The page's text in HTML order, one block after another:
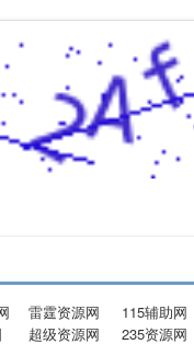
雷霆资源网 115辅助网
超级资源网 235资源网